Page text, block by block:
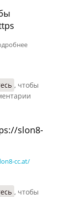
, чтобы
slon8-
cc.at/
, чтобы